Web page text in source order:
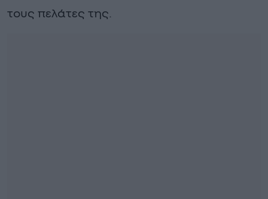
τους πελάτες της.